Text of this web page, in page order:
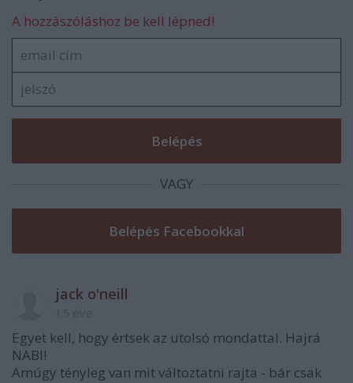
A hozzászóláshoz be kell lépned!
VAGY
jack o'neill
Egyet kell, hogy értsek az utolsó mondattal. Hajrá
NABI!
Amúgy tényleg van mit változtatni rajta - bár csak